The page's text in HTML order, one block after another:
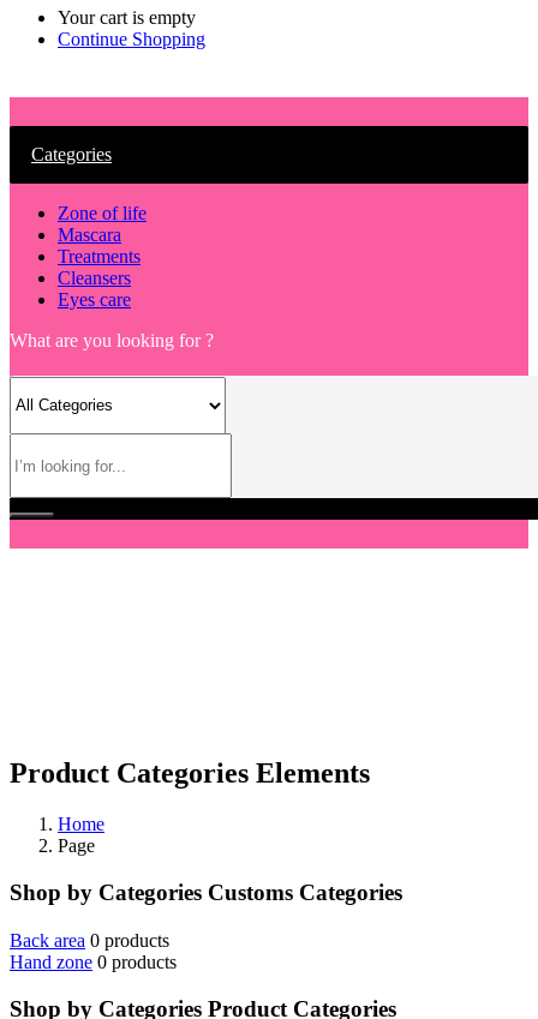
Your cart is empty
Continue Shopping
Categories
Zone of life
Mascara
Treatments
Cleansers
Eyes care
What are you looking for ?
Product Categories Elements
Home
Page
Shop by Categories Customs Categories
Back area 0 products
Hand zone 0 products
Shop by Categories Product Categories